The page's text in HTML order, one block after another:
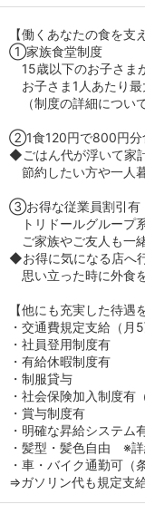
【働くあなたの食を支
①家族食堂制度
15歳以下のお子さま
お子さま1人あたり最
（制度の詳細につい
②1食120円で800円分
◆ごはん代が浮いて家
節約したい方や一人
③お得な従業員割引有
トリドールグループ
ご家族やご友人も一
◆お得に気になる店へ
思い立った時に外食
【他にも充実した待遇
・交通費規定支給（月5
・社員登用制度有
・有給休暇制度有
・制服貸与
・社会保険加入制度有
・賞与制度有
・明確な昇給システム
・髪型・髪色自由 ※
・車・バイク通勤可（
⇒ガソリン代も規定支